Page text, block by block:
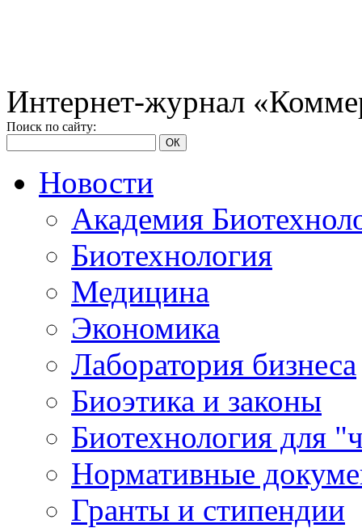
Интернет-журнал
Поиск по сайту:
ОК
Новости
Академия
Биотехнология
Медицина
Экономика
Лаборатория бизнеса
Биоэтика и законы
Биотехнология для
Нормативные
Гранты и стипендии